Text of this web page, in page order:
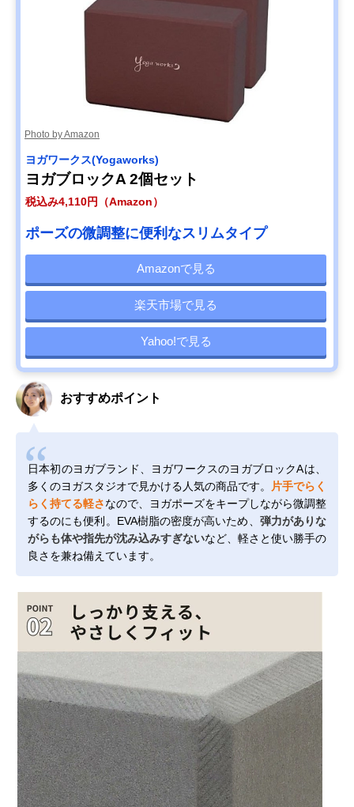
Photo by Amazon
ヨガワークス(Yogaworks)
ヨガブロックA 2個セット
税込み4,110円（Amazon）
ポーズの微調整に便利なスリムタイプ
Amazonで見る
楽天市場で見る
Yahoo!で見る
おすすめポイント
日本初のヨガブランド、ヨガワークスのヨガブロックAは、
多くのヨガスタジオで見かける人気の商品です。
片手でらく
らく持てる軽さなので、ヨガポーズをキープしながら微調整
するのにも便利。EVA樹脂の密度が高いため、 弾力がありな
がらも体や指先が沈み込みすぎないなど、軽さと使い勝手の
良さを兼ね備えています。